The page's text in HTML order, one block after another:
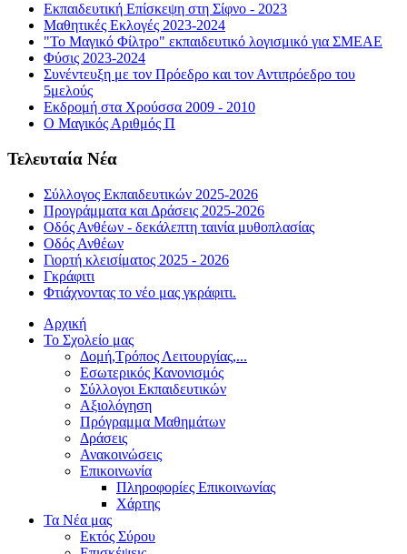
Εκπαιδευτική Επίσκεψη στη Σίφνο - 2023
Μαθητικές Εκλογές 2023-2024
"Το Μαγικό Φίλτρο" εκπαιδευτικό λογισμικό για ΣΜΕΑΕ
Φύσις 2023-2024
Συνέντευξη με τον Πρόεδρο και τον Αντιπρόεδρο του
5μελούς
Εκδρομή στα Χρούσσα 2009 - 2010
Ο Μαγικός Αριθμός Π
Τελευταία Νέα
Σύλλογος Εκπαιδευτικών 2025-2026
Προγράμματα και Δράσεις 2025-2026
Οδός Ανθέων - δεκάλεπτη ταινία μυθοπλασίας
Οδός Ανθέων
Γιορτή κλεισίματος 2025 - 2026
Γκράφιτι
Φτιάχνοντας το νέο μας γκράφιτι.
Αρχική
Το Σχολείο μας
Δομή,Τρόπος Λειτουργίας,...
Εσωτερικός Κανονισμός
Σύλλογοι Εκπαιδευτικών
Αξιολόγηση
Πρόγραμμα Μαθημάτων
Δράσεις
Ανακοινώσεις
Επικοινωνία
Πληροφορίες Επικοινωνίας
Χάρτης
Τα Νέα μας
Εκτός Σύρου